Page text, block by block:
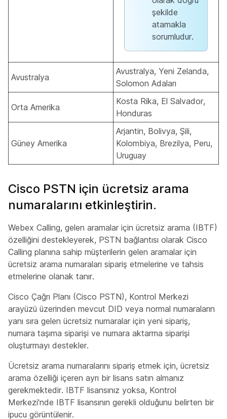
şekilde
atamakla
sorumludur.
Avustralya
Avustralya, Yeni Zelanda,
Solomon Adaları
Orta Amerika
Kosta Rika, El Salvador,
Honduras
Güney Amerika
Arjantin, Bolivya, Şili,
Kolombiya, Brezilya, Peru,
Uruguay
Cisco PSTN için ücretsiz arama
numaralarını etkinleştirin.
Webex Calling, gelen aramalar için ücretsiz arama (IBTF)
özelliğini destekleyerek, PSTN bağlantısı olarak Cisco
Calling planına sahip müşterilerin gelen aramalar için
ücretsiz arama numaraları sipariş etmelerine ve tahsis
etmelerine olanak tanır.
Cisco Çağrı Planı (Cisco PSTN), Kontrol Merkezi
arayüzü üzerinden mevcut DID veya normal numaraların
yanı sıra gelen ücretsiz numaralar için yeni sipariş,
numara taşıma siparişi ve numara aktarma siparişi
oluşturmayı destekler.
Ücretsiz arama numaralarını sipariş etmek için, ücretsiz
arama özelliği içeren ayrı bir lisans satın almanız
gerekmektedir. IBTF lisansınız yoksa, Kontrol
Merkezi'nde IBTF lisansının gerekli olduğunu belirten bir
ipucu görüntülenir.